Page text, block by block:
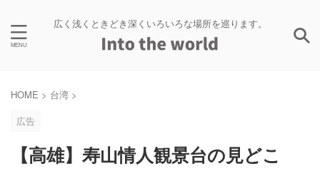
広く浅くときどき深くいろいろな場所を巡ります。
HOME > 台湾 >
広告
【高雄】寿山情人観景台の見どこ